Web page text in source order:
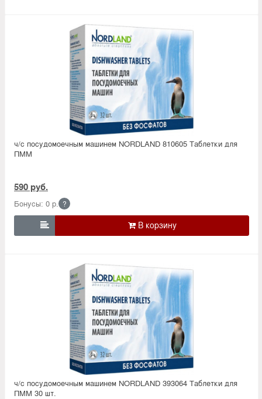
ч/с посудомоечным машинем NORDLAND 810605 Таблетки для
ПММ
590 руб.
Бонусы: 0 р. ?

ч/с посудомоечным машинем NORDLAND 393064 Таблетки для
ПММ 30 шт.